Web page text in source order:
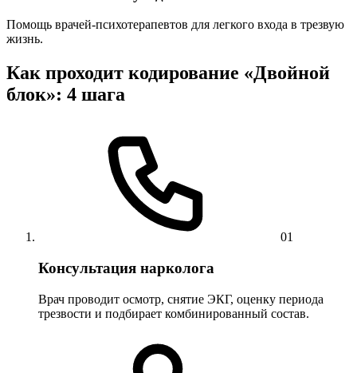
Помощь врачей-психотерапевтов для легкого входа в трезвую
жизнь.
Как проходит кодирование «Двойной
блок»: 4 шага
01
Консультация нарколога
Врач проводит осмотр, снятие ЭКГ, оценку периода
трезвости и подбирает комбинированный состав.